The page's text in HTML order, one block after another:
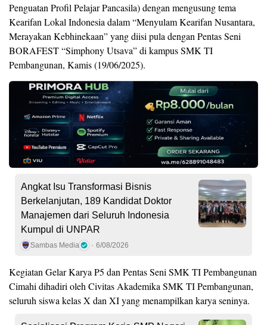
Penguatan Profil Pelajar Pancasila) dengan mengusung tema
Kearifan Lokal Indonesia dalam “Menyulam Kearifan Nusantara,
Merayakan Kebhinekaan” yang diisi pula dengan Pentas Seni
BORAFEST “Simphony Utsava” di kampus SMK TI
Pembangunan, Kamis (19/06/2025).
Angkat Isu Transformasi Bisnis
Berkelanjutan, 189 Kandidat Doktor
Manajemen dari Seluruh Indonesia
Kumpul di UNPAR
Sambas Media 6/08/2026
Kegiatan Gelar Karya P5 dan Pentas Seni SMK TI Pembangunan
Cimahi dihadiri oleh Civitas Akademika SMK TI Pembangunan,
seluruh siswa kelas X dan XI yang menampilkan karya seninya.